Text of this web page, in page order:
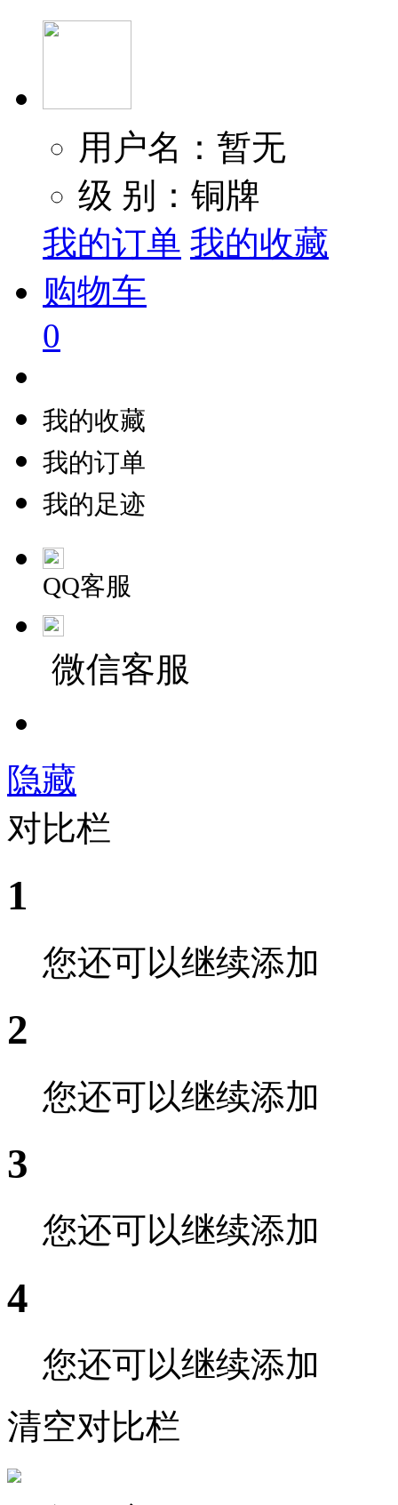
用户名：暂无
级 别：铜牌
我的订单 我的收藏
购物车
0
我的收藏
我的订单
我的足迹
QQ客服
微信客服
隐藏
对比栏
1
您还可以继续添加
2
您还可以继续添加
3
您还可以继续添加
4
您还可以继续添加
清空对比栏